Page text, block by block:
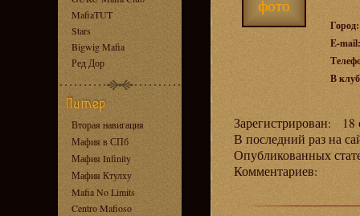
MafiaTUT
Stars
Bigwig Mafia
Ред Дор
Вторая навигация
Мафия в СПб
Мафия Infinity
Мафия Ктулху
Mafia No Limits
Centro Mafioso
фото
Город:
E-mail:
В
Зарегистрирован: 18
В последний раз на
Опубликованных
Комментариев: